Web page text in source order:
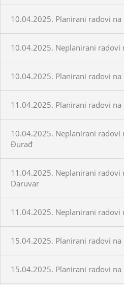
10.04.2025. Planirani radovi
10.04.2025. Neplanirani radovi
10.04.2025. Planirani radovi
11.04.2025. Planirani radovi
10.04.2025. Neplanirani radovi
Đurađ
11.04.2025. Neplanirani radovi
Daruvar
11.04.2025. Neplanirani radovi
15.04.2025. Planirani radovi
15.04.2025. Planirani radovi